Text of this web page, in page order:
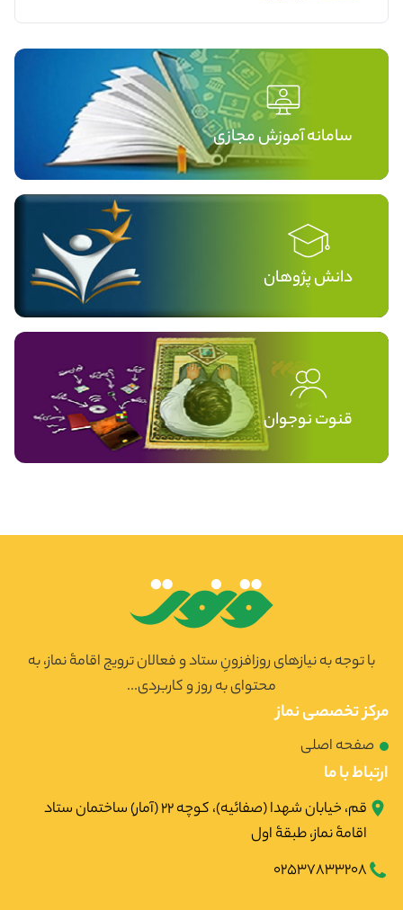
سامانه آموزش مجازی
دانش پژوهان
قنوت نوجوان
با توجه به نیازهای روزافزونِ ستاد و فعالان ترویج اقامۀ نماز، به
محتوای به روز و کاربردی...
مرکز تخصصی نماز
صفحه اصلی
ارتباط با ما
قم، خیابان شهدا (صفائیه)، کوچه ۲۲ (آمار) ساختمان ستاد
اقامۀ نماز، طبقۀ اول
02537833208